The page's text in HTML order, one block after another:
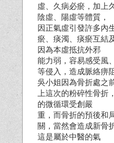
虛、久病必瘀，加上
陰虛、陽虛等體質，
因正氣虛引發許多內
瘀、痰濁、痰瘀互結
因為本虛抵抗外邪
能力弱，容易感受風
等侵入，造成脈絡痹阻
吳小姐因為骨折處之
上這次的粉碎性骨折
的微循環受創嚴
重，而骨折的預後和
關，當然會造成新骨
這是屬於中醫的氣